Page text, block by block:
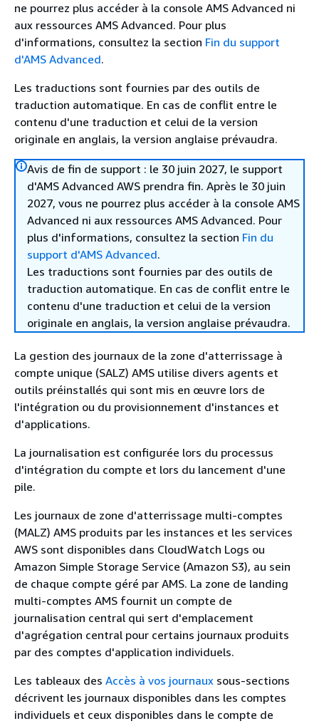
ne pourrez plus accéder à la console AMS Advanced ni
aux ressources AMS Advanced. Pour plus
d'informations, consultez la section Fin du support
d'AMS Advanced.
Les traductions sont fournies par des outils de
traduction automatique. En cas de conflit entre le
contenu d'une traduction et celui de la version
originale en anglais, la version anglaise prévaudra.
Avis de fin de support : le 30 juin 2027, le support
d'AMS Advanced AWS prendra fin. Après le 30 juin
2027, vous ne pourrez plus accéder à la console AMS
Advanced ni aux ressources AMS Advanced. Pour
plus d'informations, consultez la section Fin du
support d'AMS Advanced.
Les traductions sont fournies par des outils de
traduction automatique. En cas de conflit entre le
contenu d'une traduction et celui de la version
originale en anglais, la version anglaise prévaudra.
La gestion des journaux de la zone d'atterrissage à
compte unique (SALZ) AMS utilise divers agents et
outils préinstallés qui sont mis en œuvre lors de
l'intégration ou du provisionnement d'instances et
d'applications.
La journalisation est configurée lors du processus
d'intégration du compte et lors du lancement d'une
pile.
Les journaux de zone d'atterrissage multi-comptes
(MALZ) AMS produits par les instances et les services
AWS sont disponibles dans CloudWatch Logs ou
Amazon Simple Storage Service (Amazon S3), au sein
de chaque compte géré par AMS. La zone de landing
multi-comptes AMS fournit un compte de
journalisation central qui sert d'emplacement
d'agrégation central pour certains journaux produits
par des comptes d'application individuels.
Les tableaux des Accès à vos journaux sous-sections
décrivent les journaux disponibles dans les comptes
individuels et ceux disponibles dans le compte de